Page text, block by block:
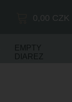
0,00 CZK
EMPTY
DIAREZ